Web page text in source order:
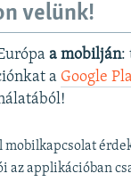
velünk!
a mobilján:
a Google
mobilkapcsolat
az applikációban